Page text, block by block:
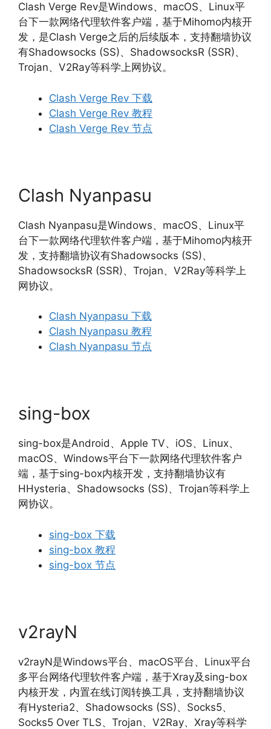
Clash Verge Rev是Windows、macOS、Linux平
台下一款网络代理软件客户端，基于Mihomo内核开
发，是Clash Verge之后的后续版本，支持翻墙协议
有Shadowsocks (SS)、ShadowsocksR (SSR)、
Trojan、V2Ray等科学上网协议。
Clash Verge Rev 下载
Clash Verge Rev 教程
Clash Verge Rev 节点
Clash Nyanpasu
Clash Nyanpasu是Windows、macOS、Linux平
台下一款网络代理软件客户端，基于Mihomo内核开
发，支持翻墙协议有Shadowsocks (SS)、
ShadowsocksR (SSR)、Trojan、V2Ray等科学上
网协议。
Clash Nyanpasu 下载
Clash Nyanpasu 教程
Clash Nyanpasu 节点
sing-box
sing-box是Android、Apple TV、iOS、Linux、
macOS、Windows平台下一款网络代理软件客户
端，基于sing-box内核开发，支持翻墙协议有
HHysteria、Shadowsocks (SS)、Trojan等科学上
网协议。
sing-box 下载
sing-box 教程
sing-box 节点
v2rayN
v2rayN是Windows平台、macOS平台、Linux平台
多平台网络代理软件客户端，基于Xray及sing-box
内核开发，内置在线订阅转换工具，支持翻墙协议
有Hysteria2、Shadowsocks (SS)、Socks5、
Socks5 Over TLS、Trojan、V2Ray、Xray等科学